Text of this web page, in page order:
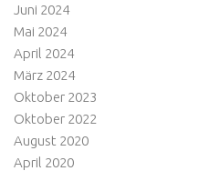
Juni 2024
Mai 2024
April 2024
März 2024
Oktober 2023
Oktober 2022
August 2020
April 2020